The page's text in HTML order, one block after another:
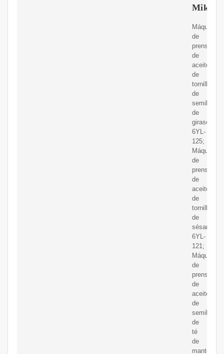
Mikim
Máquina
de
prensado
de
aceite
de
tornillo
de
semilla
de
girasol
6YL-
125;
Máquina
de
prensado
de
aceite
de
tornillo
de
sésamo
6YL-
121;
Máquina
de
prensado
de
aceite
de
semilla
de
té
de
manteca